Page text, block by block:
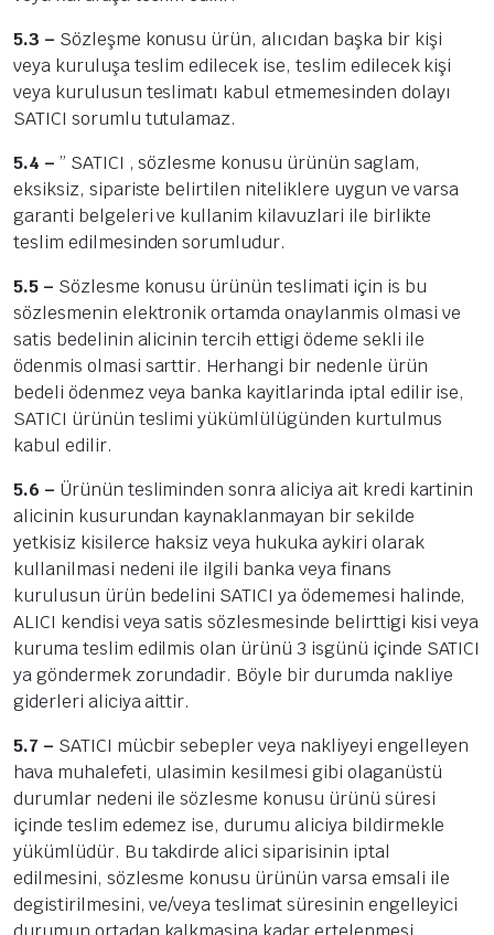
5.3 – Sözleşme konusu ürün, alıcıdan başka bir kişi
veya kuruluşa teslim edilecek ise, teslim edilecek kişi
veya kurulusun teslimatı kabul etmemesinden dolayı
SATICI sorumlu tutulamaz.
5.4 – ” SATICI , sözlesme konusu ürünün saglam,
eksiksiz, sipariste belirtilen niteliklere uygun ve varsa
garanti belgeleri ve kullanim kilavuzlari ile birlikte
teslim edilmesinden sorumludur.
5.5 – Sözlesme konusu ürünün teslimati için is bu
sözlesmenin elektronik ortamda onaylanmis olmasi ve
satis bedelinin alicinin tercih ettigi ödeme sekli ile
ödenmis olmasi sarttir. Herhangi bir nedenle ürün
bedeli ödenmez veya banka kayitlarinda iptal edilir ise,
SATICI ürünün teslimi yükümlülügünden kurtulmus
kabul edilir.
5.6 – Ürünün tesliminden sonra aliciya ait kredi kartinin
alicinin kusurundan kaynaklanmayan bir sekilde
yetkisiz kisilerce haksiz veya hukuka aykiri olarak
kullanilmasi nedeni ile ilgili banka veya finans
kurulusun ürün bedelini SATICI ya ödememesi halinde,
ALICI kendisi veya satis sözlesmesinde belirttigi kisi veya
kuruma teslim edilmis olan ürünü 3 isgünü içinde SATICI
ya göndermek zorundadir. Böyle bir durumda nakliye
giderleri aliciya aittir.
5.7 – SATICI mücbir sebepler veya nakliyeyi engelleyen
hava muhalefeti, ulasimin kesilmesi gibi olaganüstü
durumlar nedeni ile sözlesme konusu ürünü süresi
içinde teslim edemez ise, durumu aliciya bildirmekle
yükümlüdür. Bu takdirde alici siparisinin iptal
edilmesini, sözlesme konusu ürünün varsa emsali ile
degistirilmesini, ve/veya teslimat süresinin engelleyici